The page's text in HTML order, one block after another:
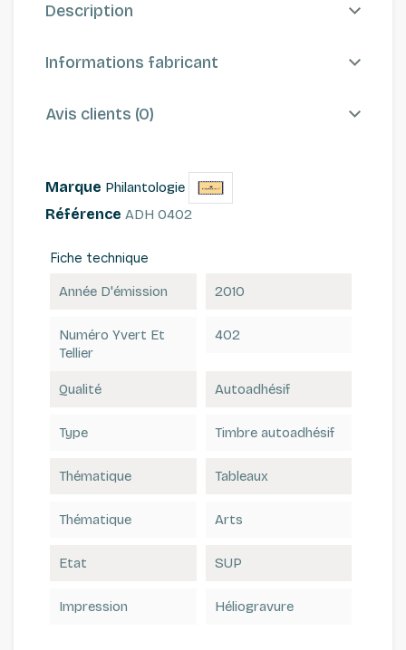
Description
Informations fabricant
Avis clients (0)
Marque Philantologie
Référence ADH 0402
Fiche technique
Année D'émission 2010
Numéro Yvert Et
Tellier
402
Qualité Autoadhésif
Type Timbre autoadhésif
Thématique Tableaux
Thématique Arts
Etat SUP
Impression Héliogravure